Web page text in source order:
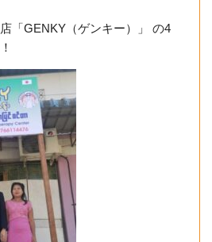
「GENKY（ゲンキー）」 の4